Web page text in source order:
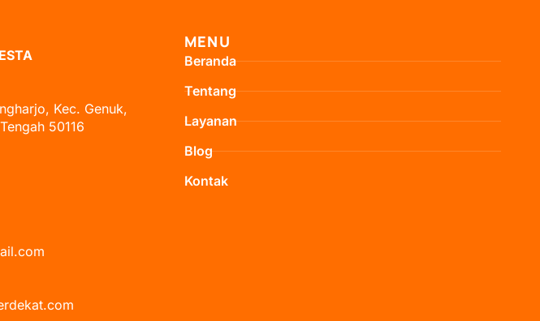
Kec. Genuk,
50116
MENU
Beranda
Tentang
Layanan
Blog
Kontak